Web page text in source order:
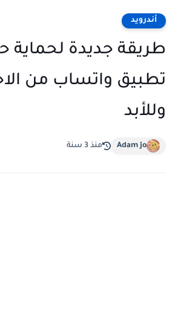
أندرويد
طريقة جديدة لحماية
تطبيق واتساب من
وللأبد
Adam jo منذ 3 سنة